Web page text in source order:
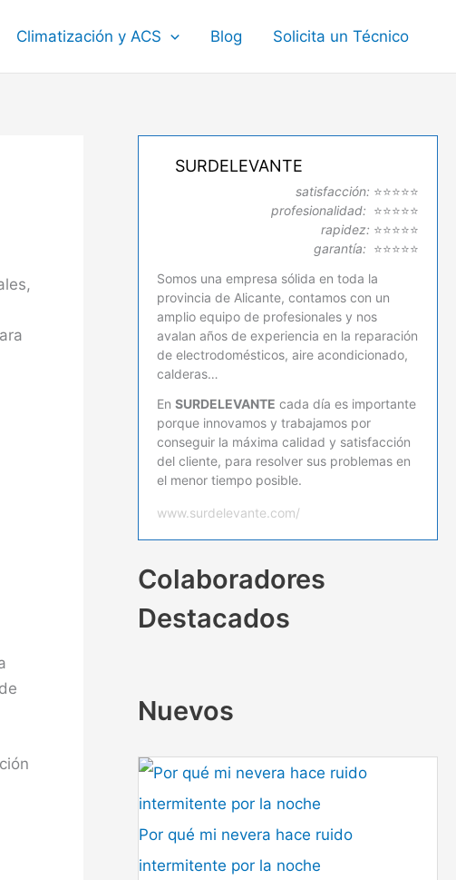
Climatización y ACS Blog Solicita un Técnico
SURDELEVANTE
satisfacción: ⭐⭐⭐⭐⭐
profesionalidad: ⭐⭐⭐⭐⭐
rapidez: ⭐⭐⭐⭐⭐
garantía: ⭐⭐⭐⭐⭐
Somos una empresa sólida en toda la
provincia de Alicante, contamos con un
amplio equipo de profesionales y nos
avalan años de experiencia en la reparación
de electrodomésticos, aire acondicionado,
calderas…
En SURDELEVANTE cada día es importante
porque innovamos y trabajamos por
conseguir la máxima calidad y satisfacción
del cliente, para resolver sus problemas en
el menor tiempo posible.
www.surdelevante.com/
Colaboradores
Destacados
Nuevos
Por qué mi nevera hace ruido
intermitente por la noche